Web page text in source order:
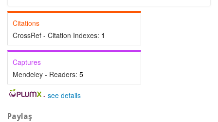
Citations
CrossRef - Citation Indexes: 1
Captures
Mendeley - Readers: 5
- see details
Paylaş